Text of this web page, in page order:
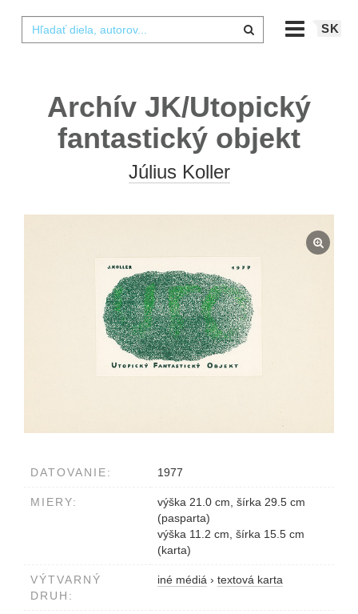
SK
Archív JK/Utopický
fantastický objekt
Július Koller
DATOVANIE: 1977
MIERY:
výška 21.0 cm, šírka 29.5 cm
(pasparta)
výška 11.2 cm, šírka 15.5 cm
(karta)
VÝTVARNÝ
DRUH:
iné médiá › textová karta